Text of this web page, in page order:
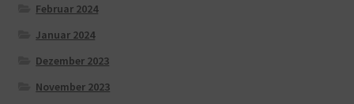
Februar 2024
Januar 2024
Dezember 2023
November 2023